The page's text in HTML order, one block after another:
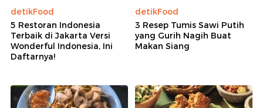
detikFood
5 Restoran Indonesia
Terbaik di Jakarta Versi
Wonderful Indonesia, Ini
Daftarnya!
detikFood
3 Resep Tumis Sawi Putih
yang Gurih Nagih Buat
Makan Siang